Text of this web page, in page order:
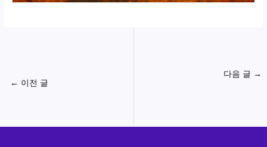
← 이전 글
다음 글 →